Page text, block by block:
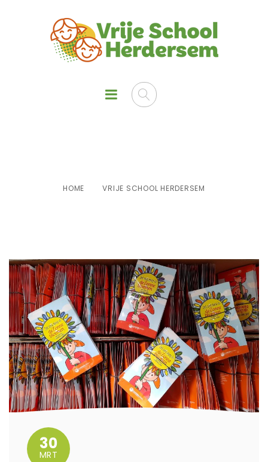
HOME VRIJE SCHOOL HERDERSEM
30
MRT